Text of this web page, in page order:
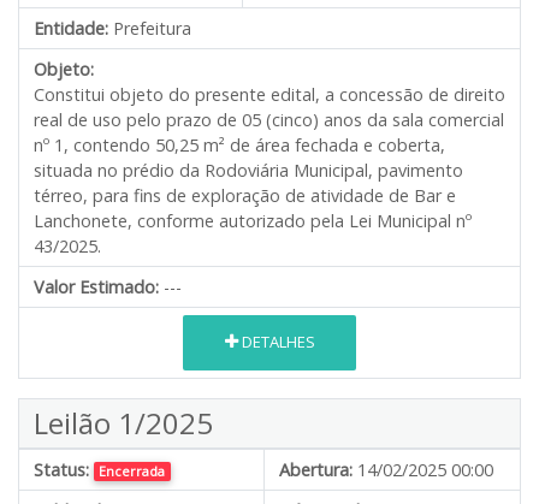
Entidade: Prefeitura
Objeto:
Constitui objeto do presente edital, a concessão de direito
real de uso pelo prazo de 05 (cinco) anos da sala comercial
nº 1, contendo 50,25 m² de área fechada e coberta,
situada no prédio da Rodoviária Municipal, pavimento
térreo, para fins de exploração de atividade de Bar e
Lanchonete, conforme autorizado pela Lei Municipal nº
43/2025.
Valor Estimado: ---
DETALHES
Leilão 1/2025
Status: Encerrada Abertura: 14/02/2025 00:00